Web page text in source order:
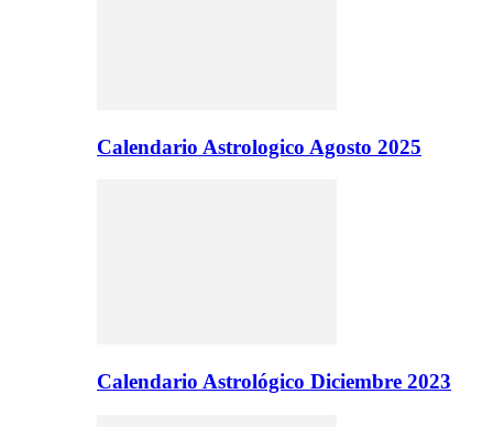
Calendario Astrologico Agosto 2025
Calendario Astrológico Diciembre 2023